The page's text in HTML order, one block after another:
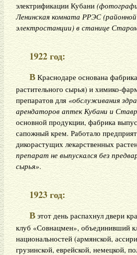
электрификации Кубани
Ленинская комната РРЭС
электростанции) в станице
1922 год:
В Краснодаре основана
растительного сырья) и химико-
препаратов для «обслуживания
арендаторов аптек Кубани и
основной продукции, фабрика
сапожный крем. Работало
дикорастущих лекарственных
препарат не выпускался без
сырья».
1923 год:
В этот день распахнул двери
клуб «Совнацмен», объединивший
национальностей (армянской,
грузинской, еврейской, немецкой,